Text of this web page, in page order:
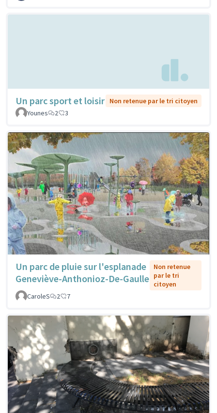
Un parc sport et loisir
Non retenue par le tri citoyen
Younes
2 3
Un parc de pluie sur l'esplanade
Geneviève-Anthonioz-De-Gaulle
Non retenue
par le tri
citoyen
CaroleS
2 7